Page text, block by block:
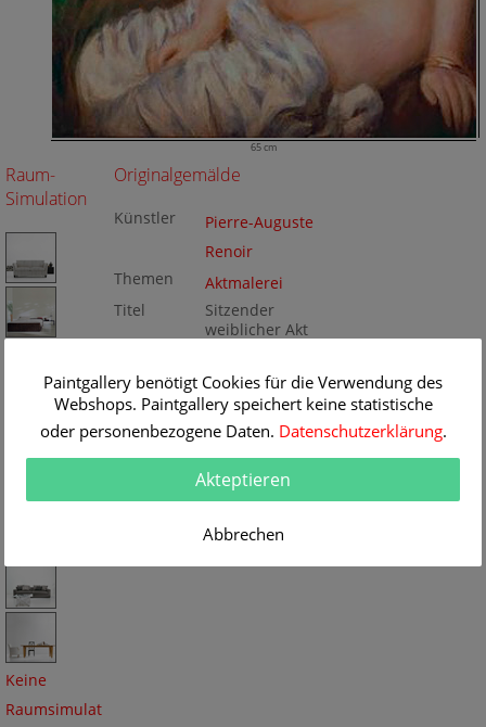
65 cm
Raum-
Simulation
Keine
Raumsimulat
Originalgemälde
Künstler
Pierre-Auguste
Renoir
Themen
Aktmalerei
Titel
Sitzender
weiblicher Akt
Technik
Öl/Leinwand
Gemälde
Nr
BA211181
Paintgallery benötigt Cookies für die Verwendung des
Webshops. Paintgallery speichert keine statistische
oder personenbezogene Daten. Datenschutzerklärung.
Akteptieren
Abbrechen